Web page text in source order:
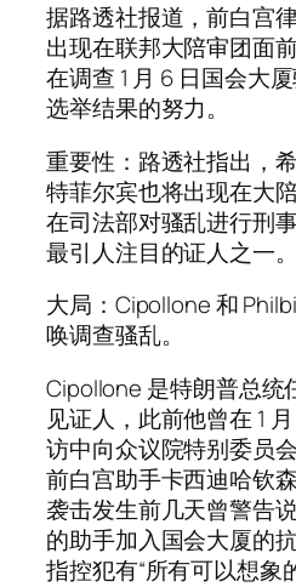
据路透社报道，前白宫
出现在联邦大陪审团面
在调查 1 月 6 日国会大
选举结果的努力。
重要性：路透社指出，
特菲尔宾也将出现在大
在司法部对骚乱进行刑
最引人注目的证人之一。
大局：Cipollone 和
唤调查骚乱。
Cipollone 是特朗普总统
见证人，此前他曾在 1
访中向众议院特别委员会
前白宫助手卡西迪哈钦
袭击发生前几天曾警告
的助手加入国会大厦的
指控犯有“所有可以想象